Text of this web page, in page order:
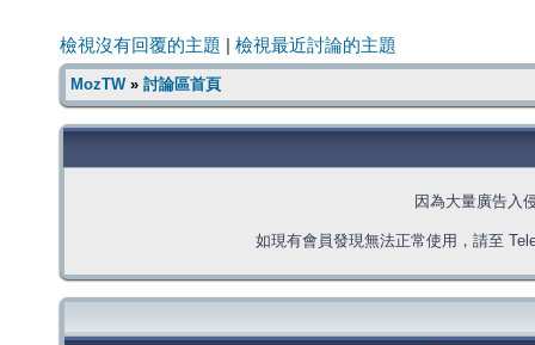
檢視沒有回覆的主題 檢視最近討論的主題
MozTW» 討論區首頁
因為大量廣告入
如現有會員發現無法正常使用，請至